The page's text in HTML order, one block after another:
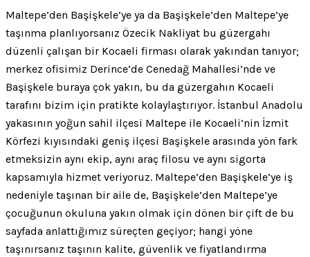
Maltepe’den Başişkele’ye ya da Başişkele’den Maltepe’ye
taşınma planlıyorsanız Özecik Nakliyat bu güzergahı
düzenli çalışan bir Kocaeli firması olarak yakından tanıyor;
merkez ofisimiz Derince’de Cenedağ Mahallesi’nde ve
Başişkele buraya çok yakın, bu da güzergahın Kocaeli
tarafını bizim için pratikte kolaylaştırıyor. İstanbul Anadolu
yakasının yoğun sahil ilçesi Maltepe ile Kocaeli’nin İzmit
Körfezi kıyısındaki geniş ilçesi Başişkele arasında yön fark
etmeksizin aynı ekip, aynı araç filosu ve aynı sigorta
kapsamıyla hizmet veriyoruz. Maltepe’den Başişkele’ye iş
nedeniyle taşınan bir aile de, Başişkele’den Maltepe’ye
çocuğunun okuluna yakın olmak için dönen bir çift de bu
sayfada anlattığımız süreçten geçiyor; hangi yöne
taşınırsanız taşının kalite, güvenlik ve fiyatlandırma